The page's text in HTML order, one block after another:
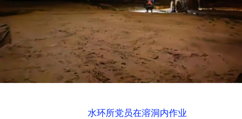
水环所党员在溶洞内作业